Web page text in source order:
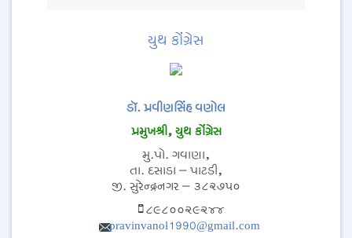
યુથ કોંગ્રેસ
ડૉ. પ્રવીણસિંહ વણોલ
પ્રમુખશ્રી, યુથ કોંગ્રેસ
મુ.પો. ગવાણા,
તા. દસાડા – પાટડી,
જી. સુરેન્દ્રનગર – ૩૮૨૭૫૦
૮૯૮૦૦૨૯૨૪૪
pravinvanol1990@gmail.com